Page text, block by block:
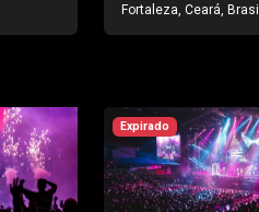
Fortaleza, Ceará, Brasil
Expirado